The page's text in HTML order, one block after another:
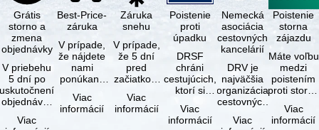
Grátis
storno a
zmena
objednávky
V priebehu
5 dní po
uskutočnení
objednávky
tejto
Viac
Best-Price-
záruka
V prípade,
že nájdete
nami
ponúkaný
rovnakými
službami
Viac
informácií
Záruka
snehu
V prípade,
že 5 dní
pred
začiatkom
(deň
príjazdu)
Viac
informácií
Poistenie
proti
úpadku
DRSF
chráni
cestujúcich,
ktorí si
zájazd
alebo
Viac
informácií
Nemecká
asociácia
cestovných
kancelárií
DRV je
najväčšia
organizácia
cestovných
organizátorov
Viac
Poistenie
storna
zájazdu
Máte voľbu
medzi
poistením
proti stornu
cestovným
Viac
informácií